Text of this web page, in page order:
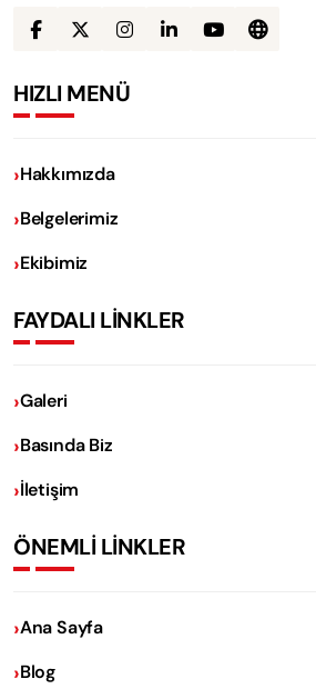
HIZLI MENÜ
Hakkımızda
Belgelerimiz
Ekibimiz
FAYDALI LİNKLER
Galeri
Basında Biz
İletişim
ÖNEMLİ LİNKLER
Ana Sayfa
Blog